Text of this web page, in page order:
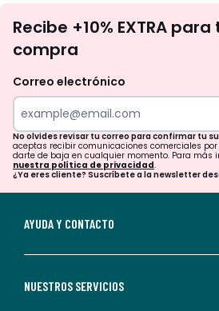
te
tu
tu
Recibe +10% EXTRA
compra
Correo electrónico
No olvides revisar tu correo para confirmar tu
aceptas recibir comunicaciones comerciales por
darte de baja en cualquier momento. Para más
nuestra política de privacidad.
¿Ya eres cliente? Suscríbete a la newsletter
AYUDA Y CONTACTO
NUESTROS SERVICIOS